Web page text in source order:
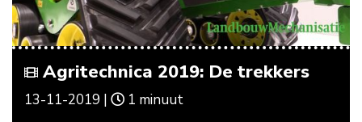
Agritechnica 2019: De trekkers
13-11-2019 | 1 minuut